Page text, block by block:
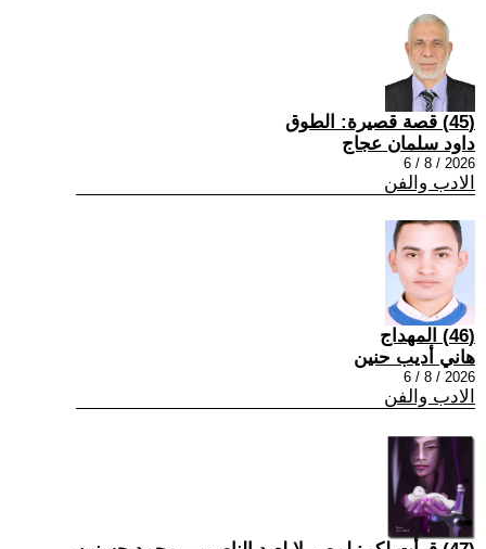
(45) قصة قصيرة: الطوق
داود سلمان عجاج
2026 / 8 / 6
الادب والفن
(46) المهداج
هاني أديب حنين
2026 / 8 / 6
الادب والفن